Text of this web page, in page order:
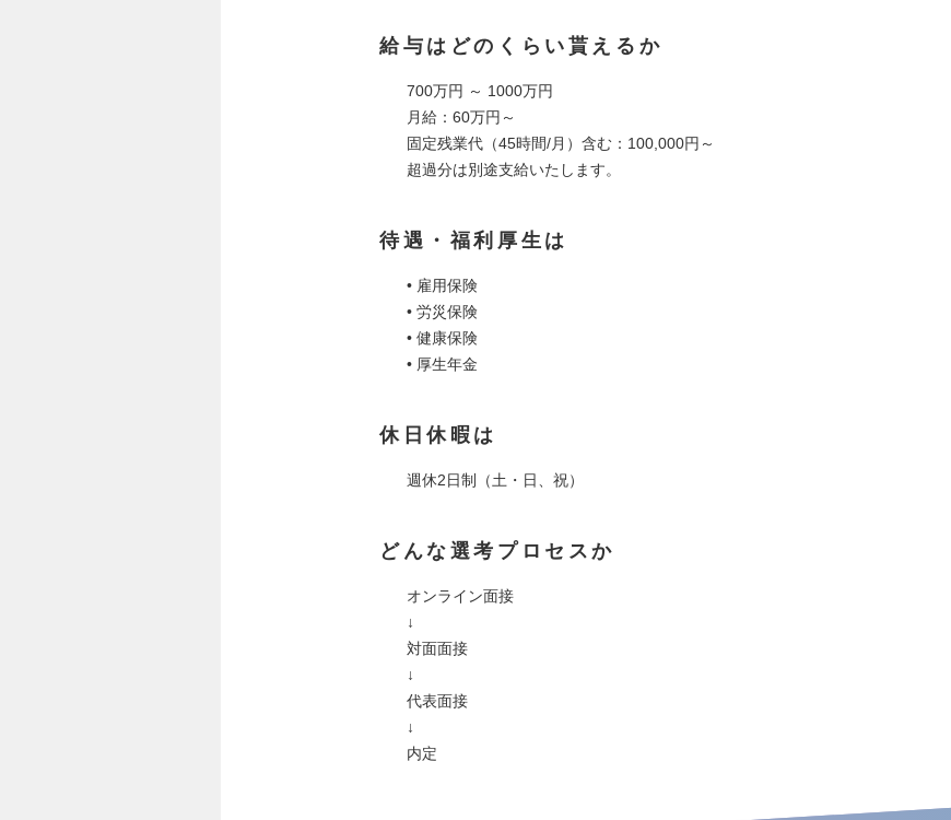
給与はどのくらい貰えるか
700万円 ～ 1000万円
月給：60万円～
固定残業代（45時間/月）含む：100,000円～
超過分は別途支給いたします。
待遇・福利厚生は
• 雇用保険
• 労災保険
• 健康保険
• 厚生年金
休日休暇は
週休2日制（土・日、祝）
どんな選考プロセスか
オンライン面接
↓
対面面接
↓
代表面接
↓
内定